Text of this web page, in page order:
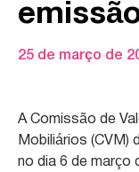
25 de março de
A Comissão de
Mobiliários (CVM)
no dia 6 de março